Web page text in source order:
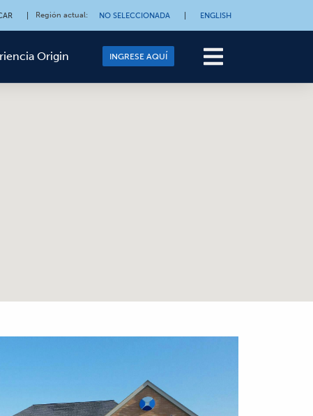
Región actual: NO SELECCIONADA ENGLISH
Origin INGRESE AQUÍ